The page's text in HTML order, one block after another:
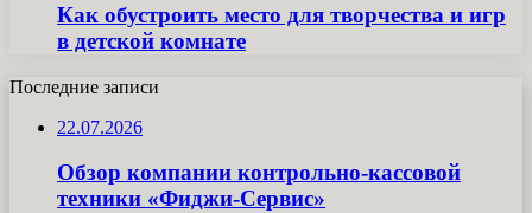
Как обустроить место для творчества и игр
в детской комнате
Последние записи
22.07.2026
Обзор компании контрольно-кассовой
техники «Фиджи-Сервис»